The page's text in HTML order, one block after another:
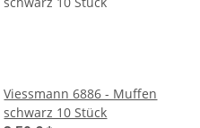
Viessmann 6886 - Muffen
schwarz 10 Stück